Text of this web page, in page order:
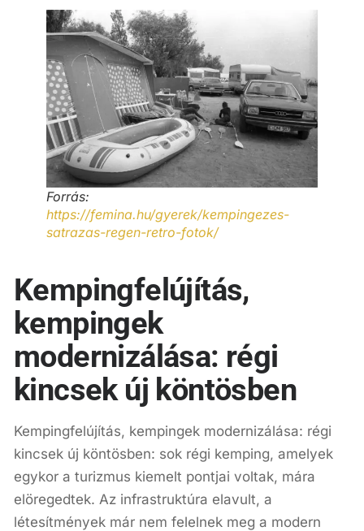
Forrás:
https://femina.hu/gyerek/kempingezes-
satrazas-regen-retro-fotok/
Kempingfelújítás,
kempingek
modernizálása: régi
kincsek új köntösben
Kempingfelújítás, kempingek modernizálása: régi
kincsek új köntösben: sok régi kemping, amelyek
egykor a turizmus kiemelt pontjai voltak, mára
elöregedtek. Az infrastruktúra elavult, a
létesítmények már nem felelnek meg a modern